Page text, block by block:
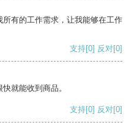
有的工作需求，让我能够在工作
支持[0] 反对[0]
就能收到商品。
支持[0] 反对[0]